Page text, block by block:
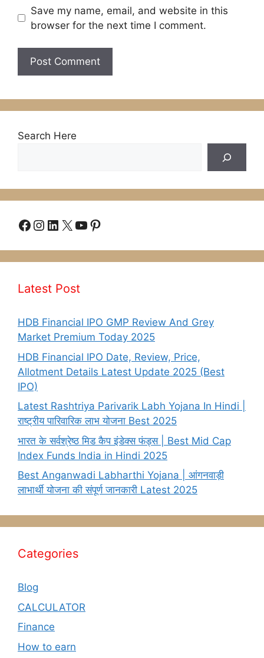
Save my name, email, and website in this
browser for the next time I comment.
Search Here
Facebook
Instagram
LinkedIn
X YouTube
Pinterest
Latest Post
HDB Financial IPO GMP Review And Grey
Market Premium Today 2025
HDB Financial IPO Date, Review, Price,
Allotment Details Latest Update 2025 (Best
IPO)
Latest Rashtriya Parivarik Labh Yojana In Hindi |
राष्ट्रीय पारिवारिक लाभ योजना Best 2025
भारत के सर्वश्रेष्ठ मिड कैप इंडेक्स फंड्स | Best Mid Cap
Index Funds India in Hindi 2025
Best Anganwadi Labharthi Yojana | आंगनवाड़ी
लाभार्थी योजना की संपूर्ण जानकारी Latest 2025
Categories
Blog
CALCULATOR
Finance
How to earn